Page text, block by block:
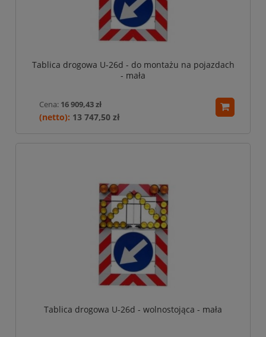
Tablica drogowa U-26d - do montażu na pojazdach
- mała
Cena: 16 909,43 zł
13 747,50 zł
Tablica drogowa U-26d - wolnostojąca - mała